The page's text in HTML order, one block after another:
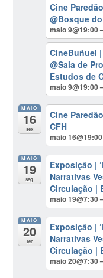
Cine
@Bosque
maio 9@19:00
CineBuñuel |
@Sala de
Estudos de
maio 9@19:00
MAIO
16
sex
Cine
CFH
maio
MAIO
19
seg
Exposição |
Narrativas
Circulação |
maio 19@7:30
MAIO
20
ter
Exposição |
Narrativas
Circulação |
maio 20@7:30